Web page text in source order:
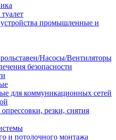
промышленные и
Насосы/Вентиляторы
безопасности
для коммуникационных сетей
резки, снятия
и потолочного монтажа